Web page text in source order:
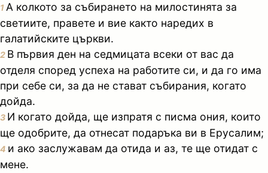
1 А колкото за събирането на милостинята за
светиите, правете и вие както наредих в
галатийските църкви.
2 В първия ден на седмицата всеки от вас да
отделя според успеха на работите си, и да го има
при себе си, за да не стават събирания, когато
дойда.
3 И когато дойда, ще изпратя с писма ония, които
ще одобрите, да отнесат подаръка ви в Ерусалим;
4 и ако заслужавам да отида и аз, те ще отидат с
мене.